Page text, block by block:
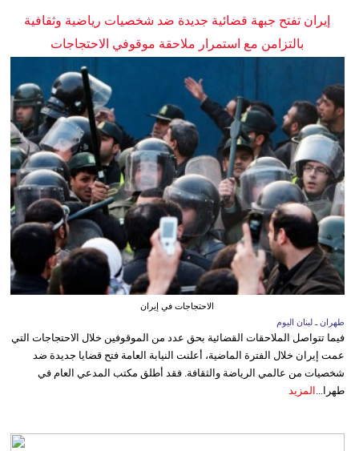
إيران تفتح جبهة قضائية جديدة ضد شخصيات رياضية وثقافية
بالتزامن مع استمرار ملاحقة موقوفي الاحتجاجات
الاحتجاجات في إيران
طهران ـ لبنان اليوم
فيما تتواصل الملاحقات القضائية بحق عدد من الموقوفين خلال الاحتجاجات التي
عمت إيران خلال الفترة الماضية، أعلنت النيابة العامة فتح قضايا جديدة ضد
شخصيات من عالمي الرياضة والثقافة. فقد أطلق مكتب المدعي العام في
طهرا... المزيد